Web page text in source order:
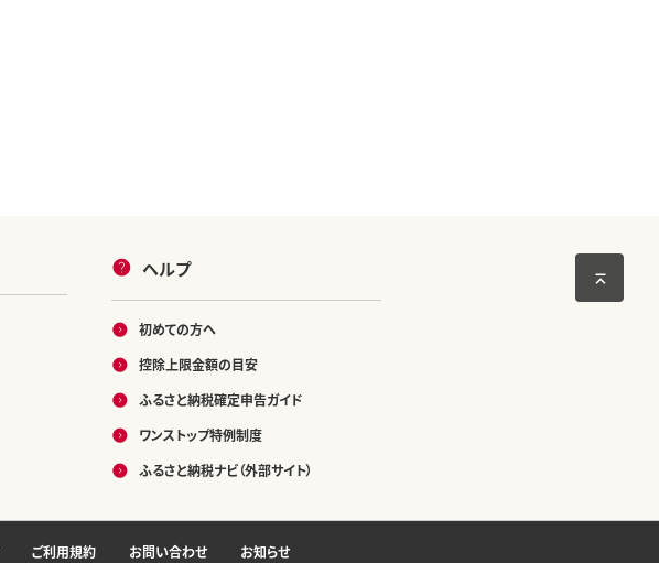
ヘルプ
初めての方へ
控除上限金額の目安
ふるさと納税確定申告ガイド
ワンストップ特例制度
ふるさと納税ナビ（外部サイト）
ご利用規約 お問い合わせ お知らせ